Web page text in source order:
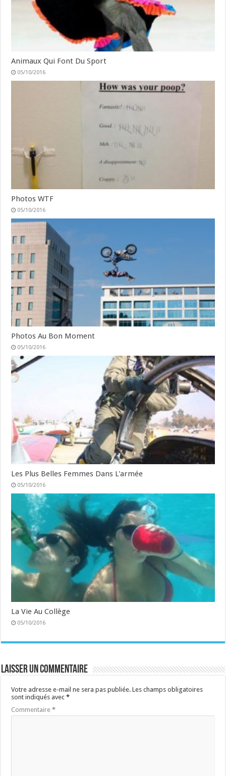
Animaux Qui Font Du Sport
05/10/2016
Photos WTF
05/10/2016
Photos Au Bon Moment
05/10/2016
Les Plus Belles Femmes Dans L'armée
05/10/2016
La Vie Au Collège
05/10/2016
Laisser un commentaire
Votre adresse e-mail ne sera pas publiée. Les champs obligatoires
sont indiqués avec*
Commentaire*